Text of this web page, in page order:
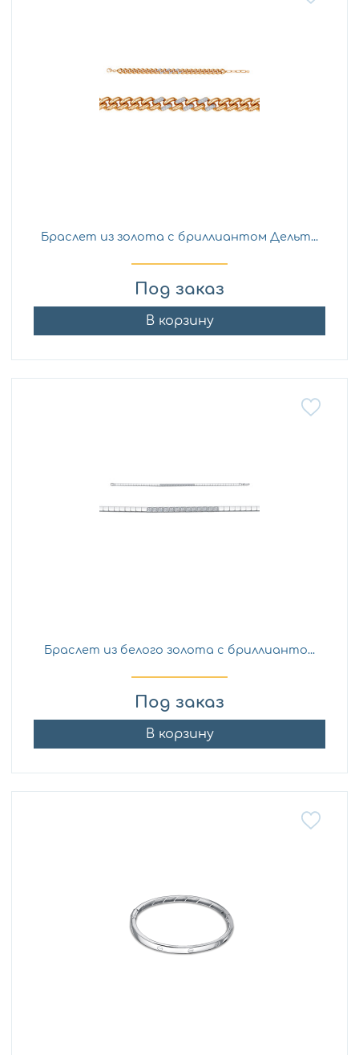
Браслет из золота с бриллиантом Дельт...
Под заказ
В корзину
Браслет из белого золота с бриллианто...
Под заказ
В корзину